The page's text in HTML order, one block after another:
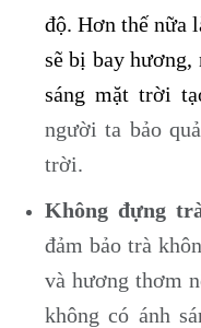
độ. Hơn thế nữa
sẽ bị bay hương,
sáng mặt trời
người ta bảo
trời.
Không đựng
đảm bảo trà
và hương thơm
không có ánh